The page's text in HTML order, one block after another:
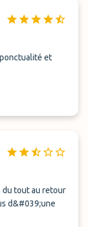
du tout au retour
d&#039;une